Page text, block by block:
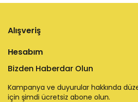
Alışveriş
Hesabım
Bizden Haberdar Olun
Kampanya ve duyurular hakkında
için şimdi ücretsiz abone olun.